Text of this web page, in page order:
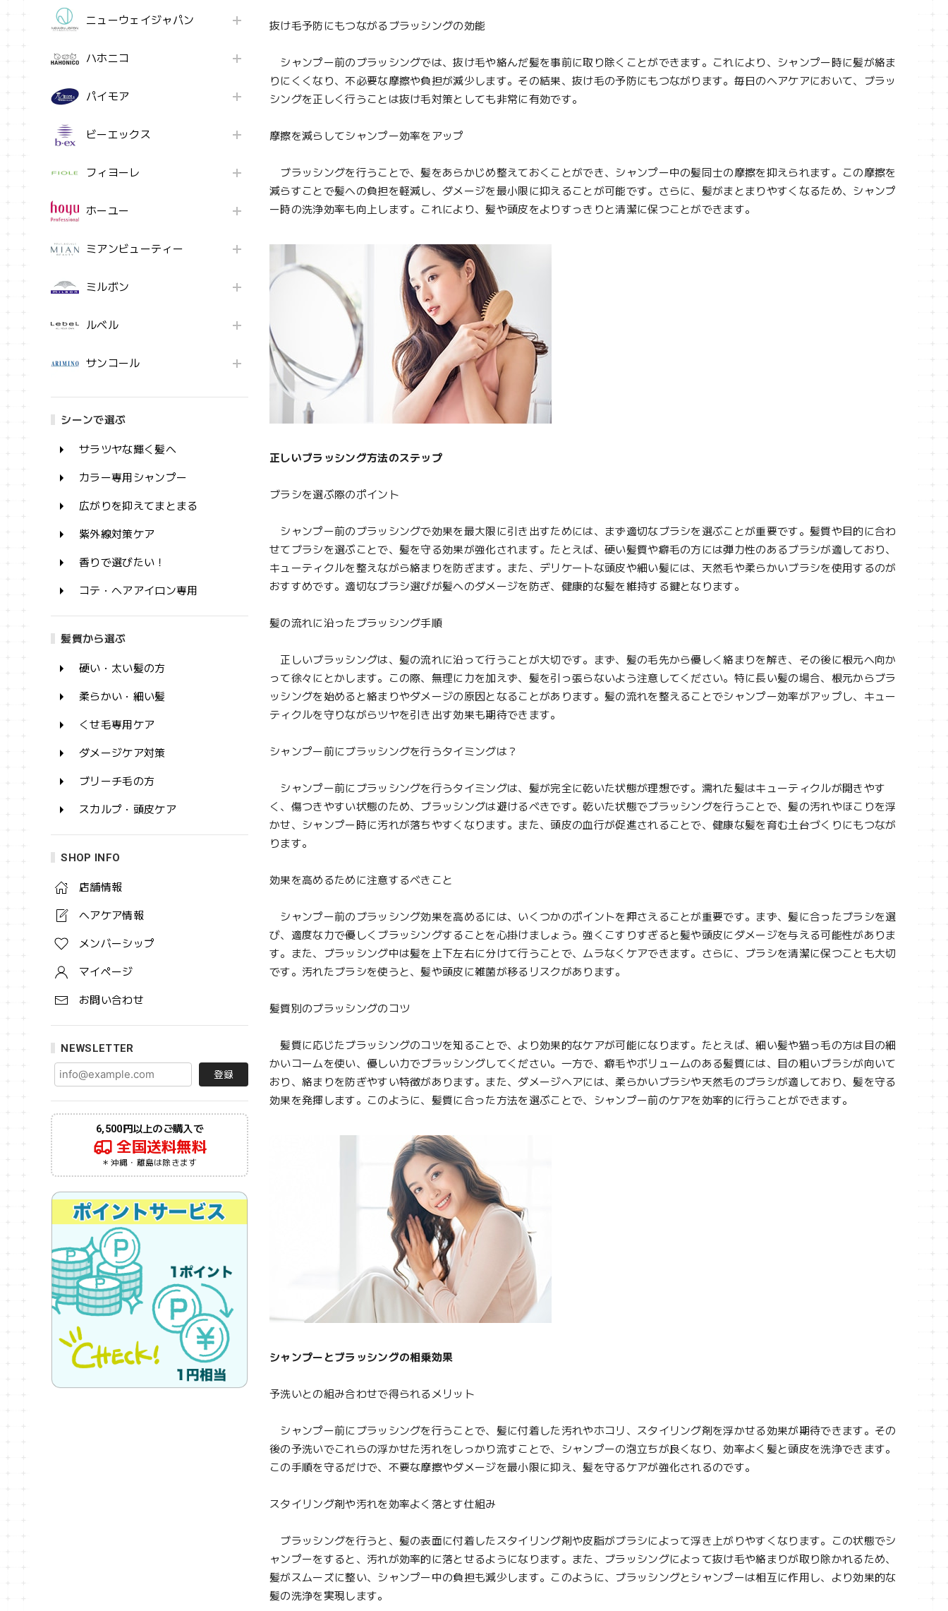
ニューウェイジャパン
ハホニコ
パイモア
ビーエックス
フィヨーレ
ホーユー
ミアンビューティー
ミルボン
ルベル
サンコール
シーンで選ぶ
サラツヤな輝く髪へ
カラー専用シャンプー
広がりを抑えてまとまる
紫外線対策ケア
香りで選びたい！
コテ・ヘアアイロン専用
髪質から選ぶ
硬い・太い髪の方
柔らかい・細い髪
くせ毛専用ケア
ダメージケア対策
ブリーチ毛の方
スカルプ・頭皮ケア
SHOP INFO
店舗情報
ヘアケア情報
メンバーシップ
マイページ
お問い合わせ
NEWSLETTER
登録
6,500円以上のご購入で
全国送料無料
＊沖縄・離島は除きます
抜け毛予防にもつながるブラッシングの効能
シャンプー前のブラッシングでは、抜け毛や絡んだ髪を事前に取り除くことができます。これにより、シャンプー時に髪が絡ま
りにくくなり、不必要な摩擦や負担が減少します。その結果、抜け毛の予防にもつながります。毎日のヘアケアにおいて、ブラッ
シングを正しく行うことは抜け毛対策としても非常に有効です。
摩擦を減らしてシャンプー効率をアップ
ブラッシングを行うことで、髪をあらかじめ整えておくことができ、シャンプー中の髪同士の摩擦を抑えられます。この摩擦を
減らすことで髪への負担を軽減し、ダメージを最小限に抑えることが可能です。さらに、髪がまとまりやすくなるため、シャンプ
ー時の洗浄効率も向上します。これにより、髪や頭皮をよりすっきりと清潔に保つことができます。
正しいブラッシング方法のステップ
ブラシを選ぶ際のポイント
シャンプー前のブラッシングで効果を最大限に引き出すためには、まず適切なブラシを選ぶことが重要です。髪質や目的に合わ
せてブラシを選ぶことで、髪を守る効果が強化されます。たとえば、硬い髪質や癖毛の方には弾力性のあるブラシが適しており、
キューティクルを整えながら絡まりを防ぎます。また、デリケートな頭皮や細い髪には、天然毛や柔らかいブラシを使用するのが
おすすめです。適切なブラシ選びが髪へのダメージを防ぎ、健康的な髪を維持する鍵となります。
髪の流れに沿ったブラッシング手順
正しいブラッシングは、髪の流れに沿って行うことが大切です。まず、髪の毛先から優しく絡まりを解き、その後に根元へ向か
って徐々にとかします。この際、無理に力を加えず、髪を引っ張らないよう注意してください。特に長い髪の場合、根元からブラ
ッシングを始めると絡まりやダメージの原因となることがあります。髪の流れを整えることでシャンプー効率がアップし、キュー
ティクルを守りながらツヤを引き出す効果も期待できます。
シャンプー前にブラッシングを行うタイミングは？
シャンプー前にブラッシングを行うタイミングは、髪が完全に乾いた状態が理想です。濡れた髪はキューティクルが開きやす
く、傷つきやすい状態のため、ブラッシングは避けるべきです。乾いた状態でブラッシングを行うことで、髪の汚れやほこりを浮
かせ、シャンプー時に汚れが落ちやすくなります。また、頭皮の血行が促進されることで、健康な髪を育む土台づくりにもつなが
ります。
効果を高めるために注意するべきこと
シャンプー前のブラッシング効果を高めるには、いくつかのポイントを押さえることが重要です。まず、髪に合ったブラシを選
び、適度な力で優しくブラッシングすることを心掛けましょう。強くこすりすぎると髪や頭皮にダメージを与える可能性がありま
す。また、ブラッシング中は髪を上下左右に分けて行うことで、ムラなくケアできます。さらに、ブラシを清潔に保つことも大切
です。汚れたブラシを使うと、髪や頭皮に雑菌が移るリスクがあります。
髪質別のブラッシングのコツ
髪質に応じたブラッシングのコツを知ることで、より効果的なケアが可能になります。たとえば、細い髪や猫っ毛の方は目の細
かいコームを使い、優しい力でブラッシングしてください。一方で、癖毛やボリュームのある髪質には、目の粗いブラシが向いて
おり、絡まりを防ぎやすい特徴があります。また、ダメージヘアには、柔らかいブラシや天然毛のブラシが適しており、髪を守る
効果を発揮します。このように、髪質に合った方法を選ぶことで、シャンプー前のケアを効率的に行うことができます。
シャンプーとブラッシングの相乗効果
予洗いとの組み合わせで得られるメリット
シャンプー前にブラッシングを行うことで、髪に付着した汚れやホコリ、スタイリング剤を浮かせる効果が期待できます。その
後の予洗いでこれらの浮かせた汚れをしっかり流すことで、シャンプーの泡立ちが良くなり、効率よく髪と頭皮を洗浄できます。
この手順を守るだけで、不要な摩擦やダメージを最小限に抑え、髪を守るケアが強化されるのです。
スタイリング剤や汚れを効率よく落とす仕組み
ブラッシングを行うと、髪の表面に付着したスタイリング剤や皮脂がブラシによって浮き上がりやすくなります。この状態でシ
ャンプーをすると、汚れが効率的に落とせるようになります。また、ブラッシングによって抜け毛や絡まりが取り除かれるため、
髪がスムーズに整い、シャンプー中の負担も減少します。このように、ブラッシングとシャンプーは相互に作用し、より効果的な
髪の洗浄を実現します。